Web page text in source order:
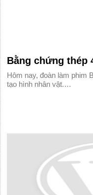
Bằng chứng thép
Hôm nay, đoàn làm phim
tạo hình nhân vật.…